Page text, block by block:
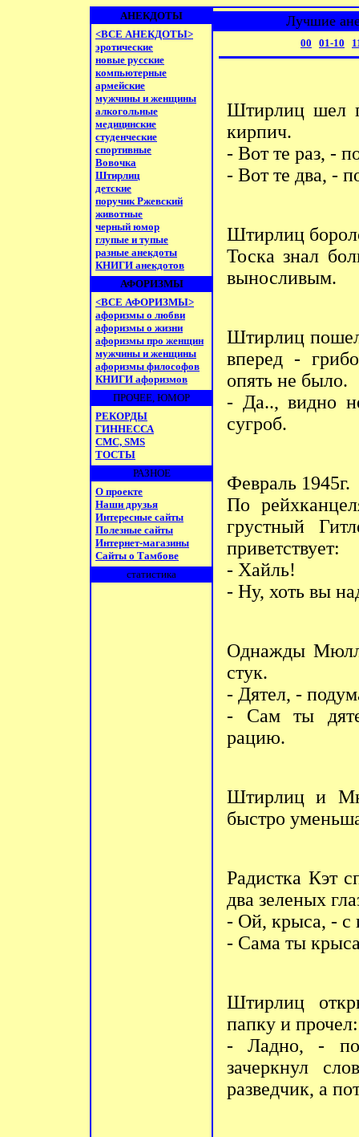
АНЕКДОТЫ
<ВСЕ АНЕКДОТЫ>
эротические
новые русские
компьютерные
армейские
мужчины и женщины
алкогольные
медицинские
студенческие
спортивные
Вовочка
Штирлиц
детские
поручик Ржевский
животные
черный юмор
глупые и тупые
разные анекдоты
КНИГИ анекдотов
АФОРИЗМЫ
<ВСЕ АФОРИЗМЫ>
афоризмы о любви
афоризмы о жизни
афоризмы про женщин
мужчины и женщины
афоризмы философов
КНИГИ афоризмов
ПРОЧЕЕ, ЮМОР
РЕКОРДЫ
ГИННЕССА
СМС, SMS
ТОСТЫ
РАЗНОЕ
О проекте
Наши друзья
Интересные сайты
Полезные сайты
Интернет-магазины
Сайты о Тамбове
статистика
Лучшие
00 01-10
Штирлиц шел
кирпич.
- Вот те раз, -
- Вот те два, -
Штирлиц
Тоска знал
выносливым.
Штирлиц
вперед -
опять не было.
- Да.., видно
сугроб.
Февраль 1945г.
По
грустный
приветствует:
- Хайль!
- Ну, хоть вы
Однажды
стук.
- Дятел, -
- Сам ты
рацию.
Штирлиц и
быстро
Радистка Кэт
два зеленых
- Ой, крыса, - с
- Сама ты
Штирлиц
папку и
- Ладно, -
зачеркнул
разведчик, а